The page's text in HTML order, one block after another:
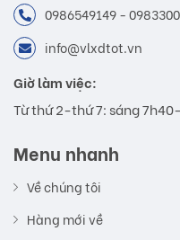
0986549149 -
info@vlxdtot.vn
Giờ làm việc:
Từ thứ 2-thứ 7: sáng
Menu nhanh
Về chúng tôi
Hàng mới về